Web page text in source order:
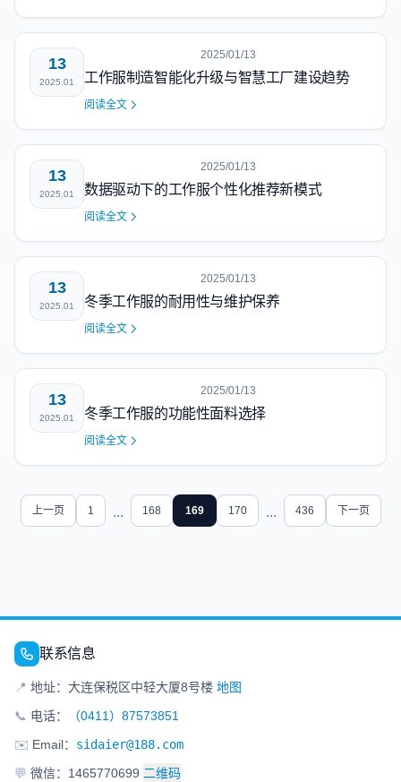
13
2025.01
2025/01/13
工作服制造智能化升级与智慧工厂建设趋势
阅读全文
13
2025.01
2025/01/13
数据驱动下的工作服个性化推荐新模式
阅读全文
13
2025.01
2025/01/13
冬季工作服的耐用性与维护保养
阅读全文
13
2025.01
2025/01/13
冬季工作服的功能性面料选择
阅读全文
上一页 1 ... 168 169 170 ... 436 下一页
联系信息
📍 地址：大连保税区中轻大厦8号楼 地图
📞 电话：
（0411）87573851
✉️ Email： sidaier@188.com
💬 微信：1465770699 二维码